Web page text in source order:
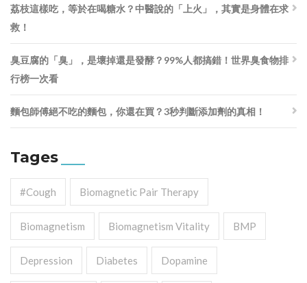
荔枝這樣吃，等於在喝糖水？中醫說的「上火」，其實是身體在求
救！
臭豆腐的「臭」，是壞掉還是發酵？99%人都搞錯！世界臭食物排
行榜一次看
麵包師傅絕不吃的麵包，你還在買？3秒判斷添加劑的真相！
Tages
#cough Biomagnetic Pair Therapy
Biomagnetism Biomagnetism Vitality BMP
Depression Diabetes Dopamine